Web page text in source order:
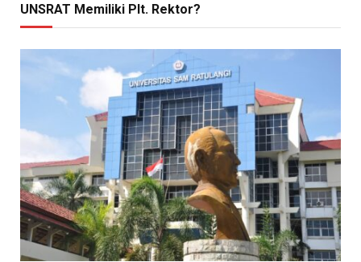
UNSRAT Memiliki Plt. Rektor?